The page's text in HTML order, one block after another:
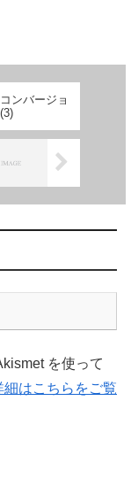
ンバージョ
を使って
はこちらをご覧